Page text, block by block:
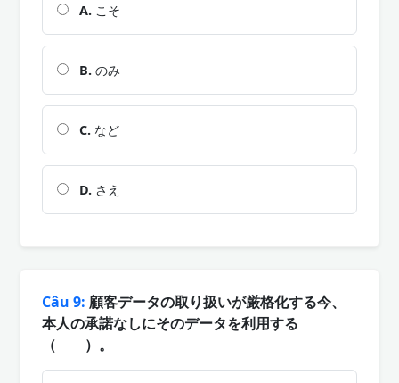
A. こそ
B. のみ
C. など
D. さえ
Câu 9: 顧客データの取り扱いが厳格化する今、
本人の承諾なしにそのデータを利用する
（ ）。